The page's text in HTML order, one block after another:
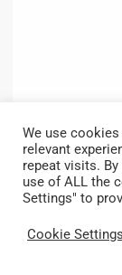
Global
We use cookies
relevant
repeat visits. By
use of ALL the
Settings" to
Cookie Settings